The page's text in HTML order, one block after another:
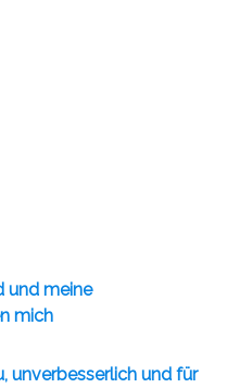
und meine
mich
unverbesserlich und für